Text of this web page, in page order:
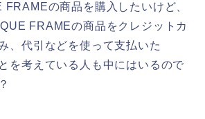
の商品を購入したいけど、
FRAMEの商品をクレジットカ
、代引などを使って支払いた
を考えている人も中にはいるので